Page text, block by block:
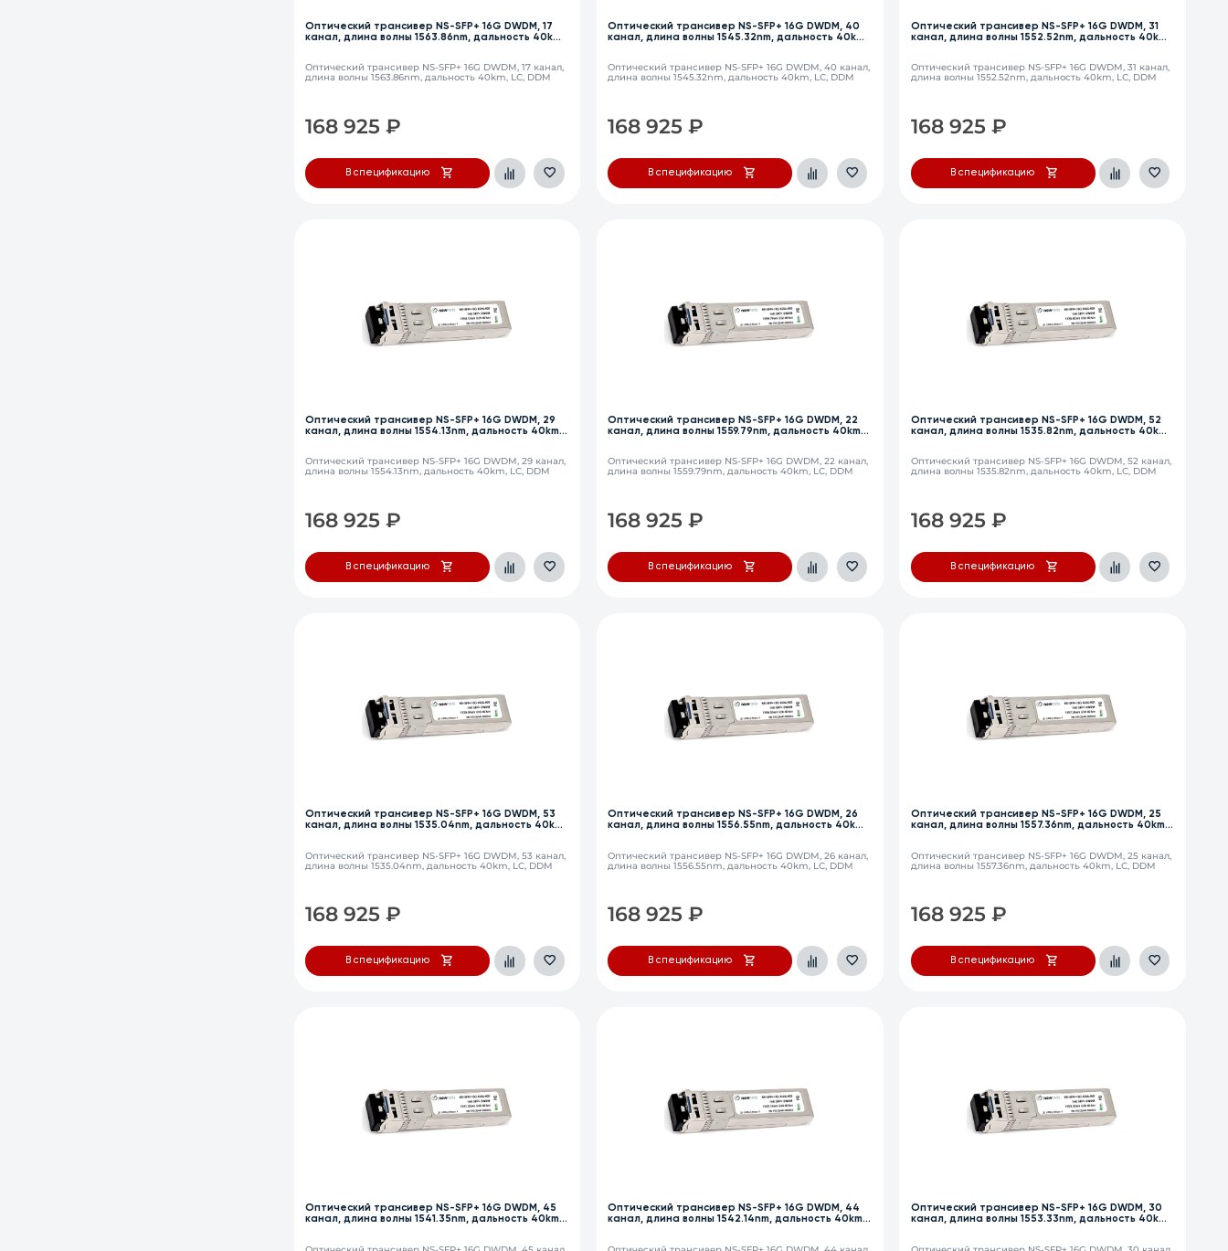
Оптический трансивер NS-SFP+ 16G DWDM, 17
канал, длина волны 1563.86nm, дальность 40km,
Оптический трансивер NS-SFP+ 16G DWDM, 17 канал,
длина волны 1563.86nm, дальность 40km, LC, DDM
168 925₽
В спецификацию
Оптический трансивер NS-SFP+ 16G DWDM, 40
канал, длина волны 1545.32nm, дальность 40km,
Оптический трансивер NS-SFP+ 16G DWDM, 40 канал,
длина волны 1545.32nm, дальность 40km, LC, DDM
168 925₽
В спецификацию
Оптический трансивер NS-SFP+ 16G DWDM, 31
канал, длина волны 1552.52nm, дальность 40km,
Оптический трансивер NS-SFP+ 16G DWDM, 31 канал,
длина волны 1552.52nm, дальность 40km, LC, DDM
168 925 ₽
В спецификацию
Оптический трансивер NS-SFP+ 16G DWDM, 29
канал, длина волны 1554.13nm, дальность 40km,
Оптический трансивер NS-SFP+ 16G DWDM, 29 канал,
длина волны 1554.13nm, дальность 40km, LC, DDM
168 925₽
В спецификацию
Оптический трансивер NS-SFP+ 16G DWDM, 22
канал, длина волны 1559.79nm, дальность 40km,
Оптический трансивер NS-SFP+ 16G DWDM, 22 канал,
длина волны 1559.79nm, дальность 40km, LC, DDM
168 925₽
В спецификацию
Оптический трансивер NS-SFP+ 16G DWDM, 52
канал, длина волны 1535.82nm, дальность 40km,
Оптический трансивер NS-SFP+ 16G DWDM, 52 канал,
длина волны 1535.82nm, дальность 40km, LC, DDM
168 925 ₽
В спецификацию
Оптический трансивер NS-SFP+ 16G DWDM, 53
канал, длина волны 1535.04nm, дальность 40km,
Оптический трансивер NS-SFP+ 16G DWDM, 53 канал,
длина волны 1535.04nm, дальность 40km, LC, DDM
168 925₽
В спецификацию
Оптический трансивер NS-SFP+ 16G DWDM, 26
канал, длина волны 1556.55nm, дальность 40km,
Оптический трансивер NS-SFP+ 16G DWDM, 26 канал,
длина волны 1556.55nm, дальность 40km, LC, DDM
168 925₽
В спецификацию
Оптический трансивер NS-SFP+ 16G DWDM, 25
канал, длина волны 1557.36nm, дальность 40km,
Оптический трансивер NS-SFP+ 16G DWDM, 25 канал,
длина волны 1557.36nm, дальность 40km, LC, DDM
168 925 ₽
В спецификацию
Оптический трансивер NS-SFP+ 16G DWDM, 45
канал, длина волны 1541.35nm, дальность 40km,
Оптический трансивер NS-SFP+ 16G DWDM, 44
канал, длина волны 1542.14nm, дальность 40km,
Оптический трансивер NS-SFP+ 16G DWDM, 30
канал, длина волны 1553.33nm, дальность 40km,